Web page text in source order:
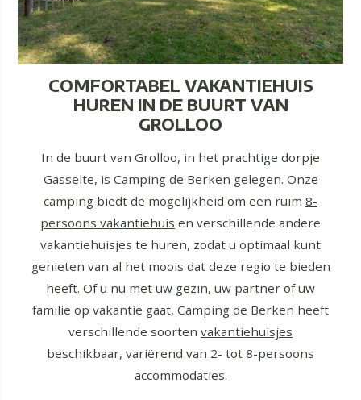
COMFORTABEL VAKANTIEHUIS
HUREN IN DE BUURT VAN
GROLLOO
In de buurt van Grolloo, in het prachtige dorpje
Gasselte, is Camping de Berken gelegen. Onze
camping biedt de mogelijkheid om een ruim 8-
persoons vakantiehuis en verschillende andere
vakantiehuisjes te huren, zodat u optimaal kunt
genieten van al het moois dat deze regio te bieden
heeft. Of u nu met uw gezin, uw partner of uw
familie op vakantie gaat, Camping de Berken heeft
verschillende soorten vakantiehuisjes
beschikbaar, variërend van 2- tot 8-persoons
accommodaties.